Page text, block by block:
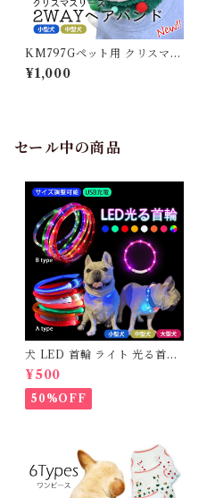
KM797Gペット用 クリスマス
リース ヘアバンド スヌード 犬
服 猫犬兼用 コスプレ クリスマ
ギフト ペット被り物 お祝い 写
¥1,000
セール中の商品
犬 LED 首輪 ライト 光る首輪
USB充電 生活防水 長さ調整可
能 首輪 犬用 ペット カラー ペ
ット用品 軽量 ドッグ用品 フレ
ンチブルドック 大型犬 中型犬
¥500
50%OFF